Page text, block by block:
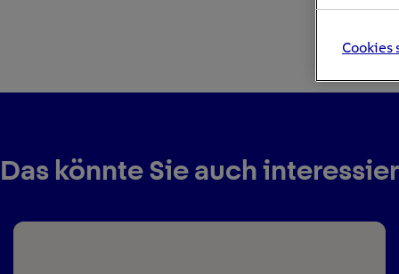
Das könnte Sie auch
Cookies